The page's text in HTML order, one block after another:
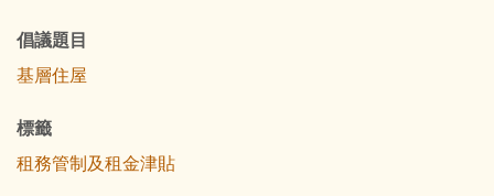
倡議題目
基層住屋
標籤
租務管制及租金津貼